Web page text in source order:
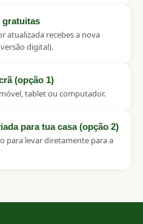
gratuitas
atualizada recebes a nova
digital).
(opção 1)
tablet ou computador.
para tua casa (opção 2)
para levar diretamente para a